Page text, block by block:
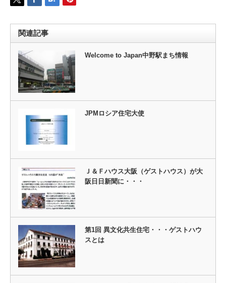
関連記事
Welcome to Japan中野駅まち情報
JPMロシア住宅大使
Ｊ＆Ｆハウス大阪（ゲストハウス）が大
阪日日新聞に・・・
第1回 異文化共生住宅・・・ゲストハウ
スとは